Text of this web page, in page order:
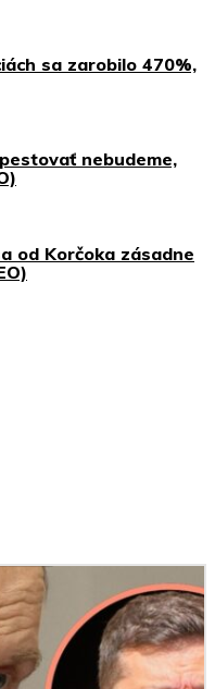
sa zarobilo 470%,
nebudeme,
od Korčoka zásadne